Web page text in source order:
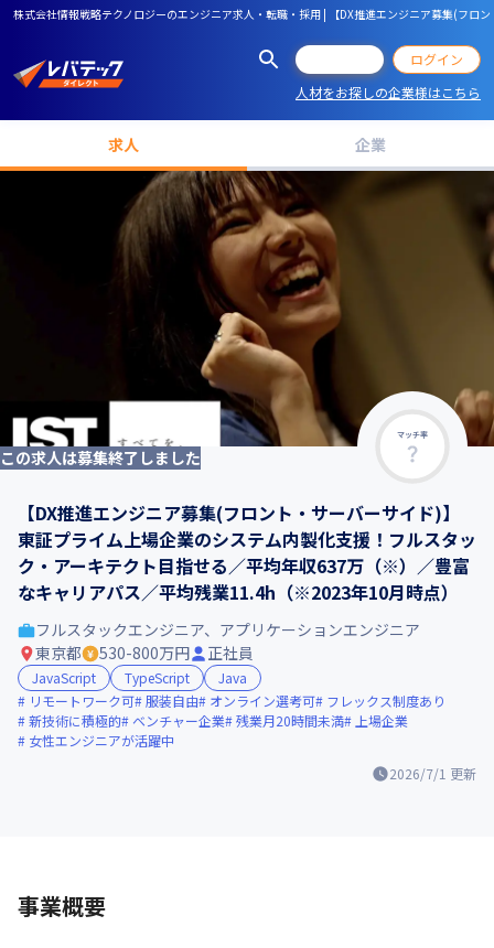
株式会社情報戦略テクノロジーのエンジニア求人・転職・採用 | 【DX推進エンジニア募集(フ
ログイン
人材をお探しの企業様はこちら
求人 企業
マッチ率
この求人は募集終了しました
【DX推進エンジニア募集(フロント・サーバーサイド)】
東証プライム上場企業のシステム内製化支援！フルスタッ
ク・アーキテクト目指せる／平均年収637万（※）／豊富
なキャリアパス／平均残業11.4h（※2023年10月時点）
2026/7/1 更新
フルスタックエンジニア、アプリケーションエンジニア
東京都
530-800万円 正社員
JavaScript TypeScript
Java
リモートワーク可 服装自由 オンライン選考可
フレックス制度あり
新技術に積極的
ベンチャー企業 残業月20時間未満
上場企業
女性エンジニアが活躍中
事業概要